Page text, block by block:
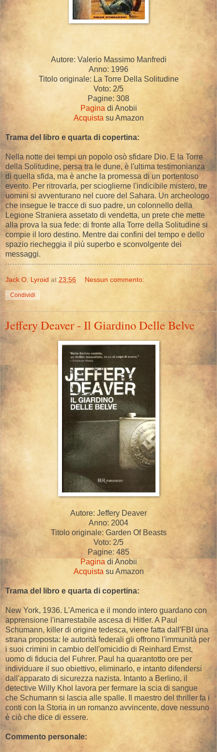
Autore: Valerio Massimo Manfredi
Anno: 1996
Titolo originale: La Torre Della Solitudine
Voto: 2/5
Pagine: 308
Pagina di Anobii
Acquista su Amazon
Trama del libro e quarta di copertina:
Nella notte dei tempi un popolo osò sfidare Dio. E la Torre
della Solitudine, persa tra le dune, è l'ultima testimonianza
di quella sfida, ma è anche la promessa di un portentoso
evento. Per ritrovarla, per scioglierne l'indicibile mistero, tre
uomini si avventurano nel cuore del Sahara. Un archeologo
che insegue le tracce di suo padre, un colonnello della
Legione Straniera assetato di vendetta, un prete che mette
alla prova la sua fede: di fronte alla Torre della Solitudine si
compie il loro destino. Mentre dai confini del tempo e dello
spazio riecheggia il più superbo e sconvolgente dei
messaggi.
Jack O. Lyroid at 23:56 Nessun commento:
Condividi
Jeffery Deaver - Il Giardino Delle Belve
Autore: Jeffery Deaver
Anno: 2004
Titolo originale: Garden Of Beasts
Voto: 2/5
Pagine: 485
Pagina di Anobii
Acquista su Amazon
Trama del libro e quarta di copertina:
New York, 1936. L'America e il mondo intero guardano con
apprensione l'inarrestabile ascesa di Hitler. A Paul
Schumann, killer di origine tedesca, viene fatta dall'FBI una
strana proposta: le autorità federali gli offrono l'immunità per
i suoi crimini in cambio dell'omicidio di Reinhard Ernst,
uomo di fiducia del Fuhrer. Paul ha quarantotto ore per
individuare il suo obiettivo, eliminarlo, e intanto difendersi
dall'apparato di sicurezza nazista. Intanto a Berlino, il
detective Willy Khol lavora per fermare la scia di sangue
che Schumann si lascia alle spalle. Il maestro del thriller fa i
conti con la Storia in un romanzo avvincente, dove nessuno
è ciò che dice di essere.
Commento personale: